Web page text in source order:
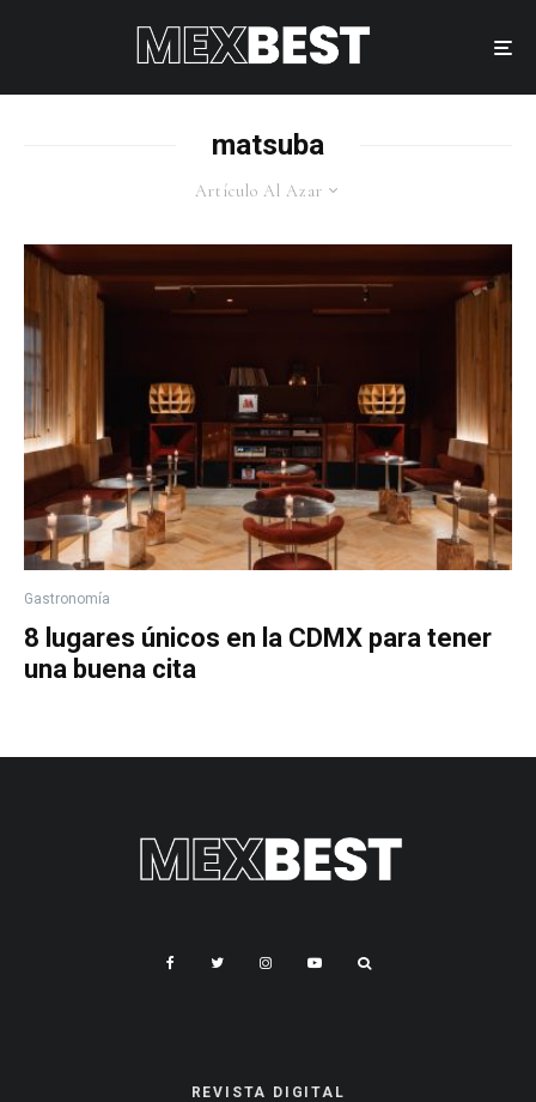
matsuba
Artículo Al Azar
Gastronomía
8 lugares únicos en la CDMX para tener
una buena cita
REVISTA DIGITAL